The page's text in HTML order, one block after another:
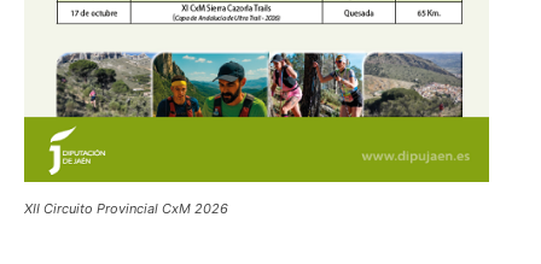
XII Circuito Provincial CxM 2026